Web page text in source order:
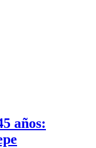
años: